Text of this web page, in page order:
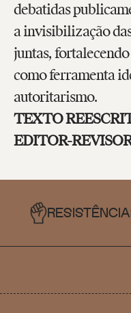
debatidas
a invisibilização
juntas,
como ferramenta
autoritarismo.
TEXTO
EDITOR-